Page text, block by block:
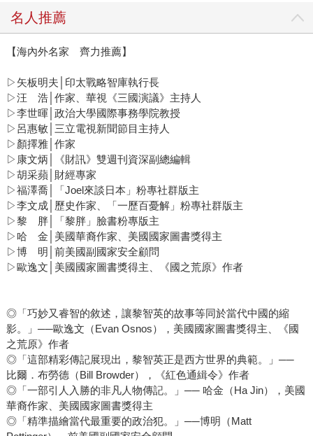
名人推薦
【海內外名家 齊力推薦】
▷矢板明夫│印太戰略智庫執行長
▷汪 浩│作家、華視《三國演議》主持人
▷李世暉│政治大學國際事務學院教授
▷呂惠敏│三立電視新聞節目主持人
▷顏擇雅│作家
▷康文炳│《財訊》雙週刊資深副總編輯
▷胡采蘋│財經專家
▷福澤喬│「Joel來談日本」粉專社群版主
▷李文成│歷史作家、「一歷百憂解」粉專社群版主
▷黎 胖│「黎胖」臉書粉專版主
▷哈 金│美國華裔作家、美國國家圖書獎得主
▷博 明│前美國副國家安全顧問
▷歐逸文│美國國家圖書獎得主、《國之荒原》作者
◎「巧妙又睿智的敘述，讓黎智英的故事等同於當代中國的縮
影。」──歐逸文（Evan Osnos），美國國家圖書獎得主、《國
之荒原》作者
◎「這部精彩傳記展現出，黎智英正是西方世界的典範。」──
比爾．布勞德（Bill Browder），《紅色通緝令》作者
◎「一部引人入勝的非凡人物傳記。」── 哈金（Ha Jin），美國
華裔作家、美國國家圖書獎得主
◎「精準描繪當代最重要的政治犯。」──博明（Matt